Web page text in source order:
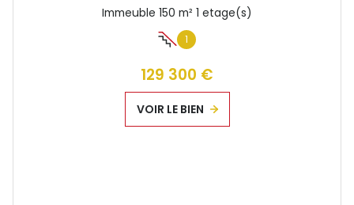
Immeuble 150 m² 1 etage(s)
1
129 300 €
VOIR LE BIEN